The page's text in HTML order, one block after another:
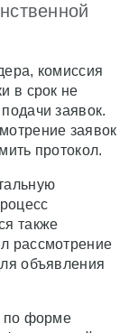
комиссия
в срок не
заявок.
заявок
протокол.
также
рассмотрение
объявления
по форме